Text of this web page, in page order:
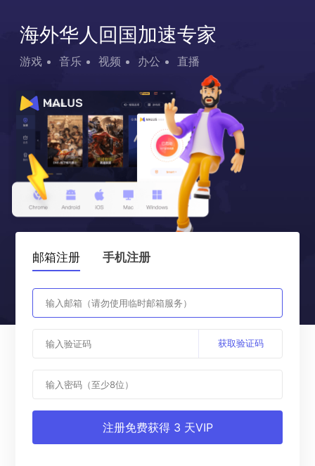
海外华人回国加速专家
游戏 音乐 视频 办公 直播
邮箱注册 手机注册
获取验证码
注册免费获得 3 天VIP